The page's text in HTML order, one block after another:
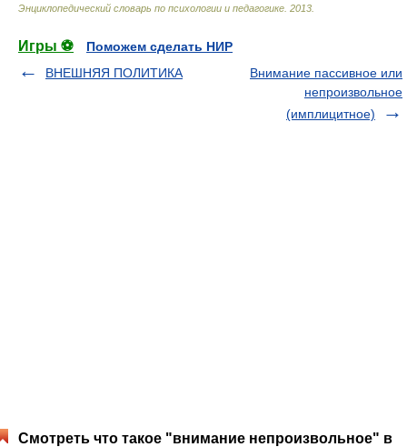
Энциклопедический словарь по психологии и педагогике 2013
Игры ⚽
Поможем сделать НИР
ВНЕШНЯЯ ПОЛИТИКА
Внимание пассивное или
непроизвольное
(имплицитное)
Смотреть что такое "внимание непроизвольное" в